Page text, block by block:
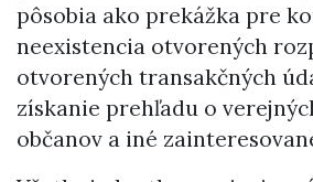
pôsobia ako prekážka pre
neexistencia otvorených
otvorených transakčných
získanie prehľadu o
občanov a iné